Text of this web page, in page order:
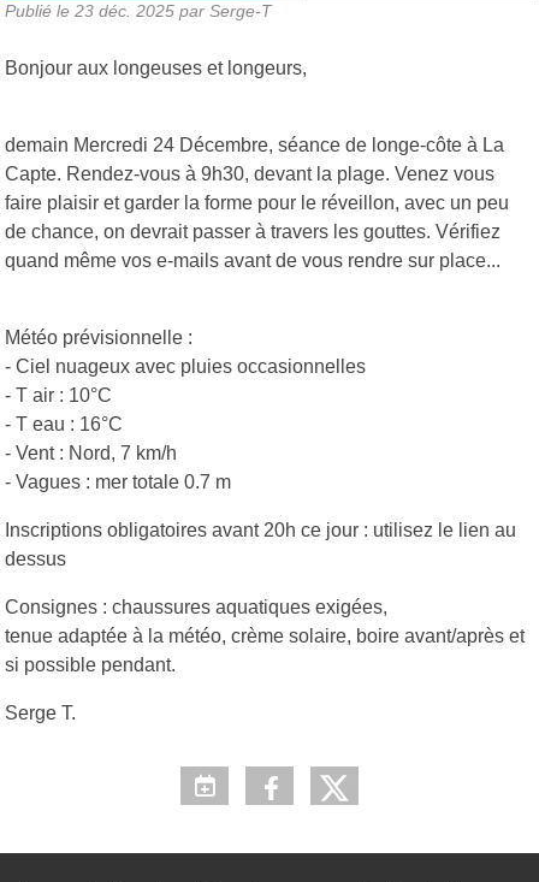
Publié le 23 déc. 2025 par Serge-T
Bonjour aux longeuses et longeurs,
demain Mercredi 24 Décembre, séance de longe-côte à La
Capte. Rendez-vous à 9h30, devant la plage. Venez vous
faire plaisir et garder la forme pour le réveillon, avec un peu
de chance, on devrait passer à travers les gouttes. Vérifiez
quand même vos e-mails avant de vous rendre sur place...
Météo prévisionnelle :
- Ciel nuageux avec pluies occasionnelles
- T air : 10°C
- T eau : 16°C
- Vent : Nord, 7 km/h
- Vagues : mer totale 0.7 m
Inscriptions obligatoires avant 20h ce jour : utilisez le lien au
dessus
Consignes : chaussures aquatiques exigées,
tenue adaptée à la météo, crème solaire, boire avant/après et
si possible pendant.
Serge T.